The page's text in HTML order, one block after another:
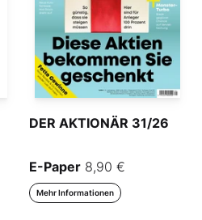
DER AKTIONÄR 31/26
E-Paper 8,90 €
Mehr Informationen